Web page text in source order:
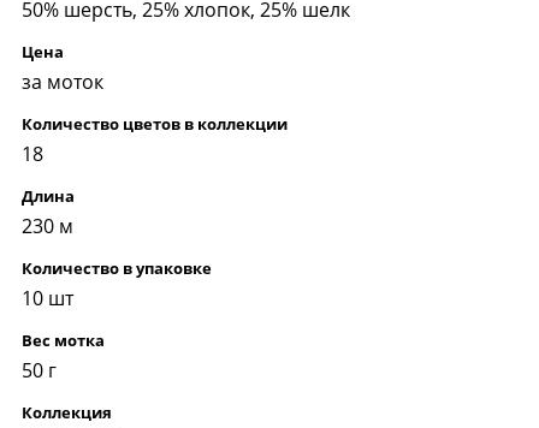
50% шерсть, 25% хлопок, 25% шелк
Цена
за моток
Количество цветов в коллекции
18
Длина
230 м
Количество в упаковке
10 шт
Вес мотка
50 г
Коллекция